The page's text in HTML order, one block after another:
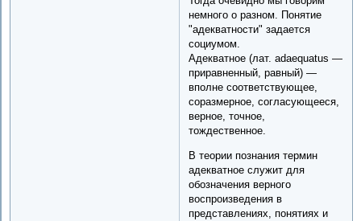
немного о разном. Понятие
"адекватности" задается
социумом.
Адекватное (лат. adaequatus —
приравненный, равный) —
вполне соответствующее,
соразмерное, согласующееся,
верное, точное,
тождественное.
В теории познания термин
адекватное служит для
обозначения верного
воспроизведения в
представлениях, понятиях и